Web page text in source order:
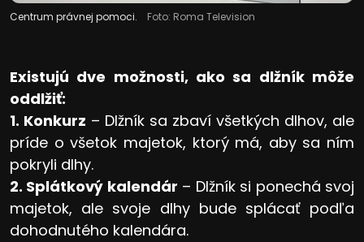
Centrum právnej pomoci. Foto: Roma Television
Existujú dve možnosti, ako sa dlžník môže
oddlžiť:
1. Konkurz – Dlžník sa zbaví všetkých dlhov, ale
príde o všetok majetok, ktorý má, aby sa ním
pokryli dlhy.
2. Splátkový kalendár – Dlžník si ponechá svoj
majetok, ale svoje dlhy bude splácať podľa
dohodnutého kalendára.